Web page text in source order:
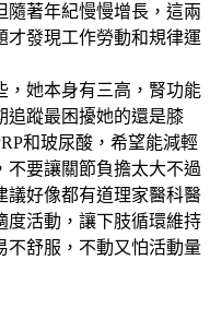
隨著年紀慢慢增長，這兩
才發現工作勞動和規律運
，她本身有三高，腎功能
追蹤最困擾她的還是膝
和玻尿酸，希望能減輕
不要讓關節負擔太大不過
議好像都有道理家醫科醫
度活動，讓下肢循環維持
不舒服，不動又怕活動量